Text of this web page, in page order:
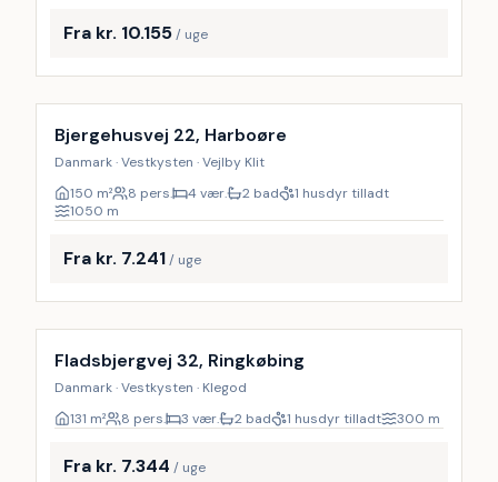
Fra kr. 10.155/ uge
Inkl. rengøring
Bjergehusvej 22, Harboøre
Danmark · Vestkysten · Vejlby Klit
150 m² 8 pers. 4 vær. 2 bad
1 husdyr tilladt
1050 m
Fra kr. 7.241/ uge
Inkl. rengøring
Fladsbjergvej 32, Ringkøbing
Danmark · Vestkysten · Klegod
131 m² 8 pers. 3 vær. 2 bad 1 husdyr tilladt 300 m
Fra kr. 7.344 / uge